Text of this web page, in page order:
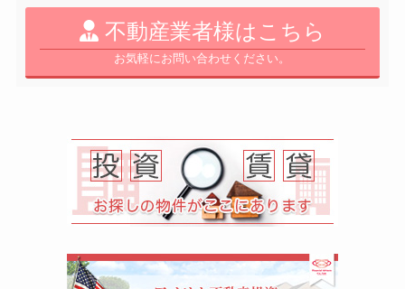
不動産業者様はこちら
お気軽にお問い合わせください。